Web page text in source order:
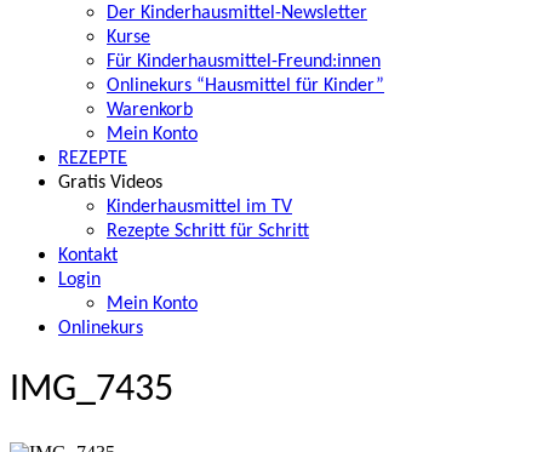
Der Kinderhausmittel-Newsletter
Kurse
Für Kinderhausmittel-Freund:innen
Onlinekurs “Hausmittel für Kinder”
Warenkorb
Mein Konto
REZEPTE
Gratis Videos
Kinderhausmittel im TV
Rezepte Schritt für Schritt
Kontakt
Login
Mein Konto
Onlinekurs
IMG_7435